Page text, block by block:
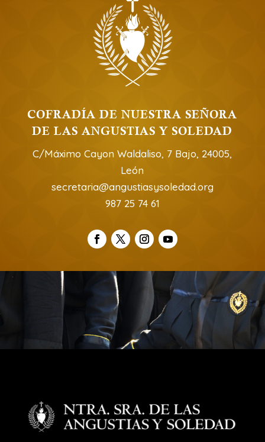
COFRADÍA DE NUESTRA SEÑORA
DE LAS ANGUSTIAS Y SOLEDAD
C/Máximo Cayon Waldaliso, 7 Bajo, 24005,
León
secretaria@angustiasysoledad.org
987 25 74 61